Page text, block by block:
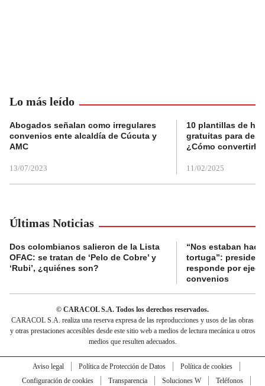
Lo más leído
Abogados señalan como irregulares
convenios ente alcaldía de Cúcuta y
AMC
13/07/2023
10 plantillas de
gratuitas para
¿Cómo convertirla
11/02/2025
Últimas Noticias
Dos colombianos salieron de la Lista
OFAC: se tratan de ‘Pelo de Cobre’ y
‘Rubi’, ¿quiénes son?
“Nos estaban
tortuga”:
responde por
convenios
© CARACOL S.A. Todos los derechos reservados.
CARACOL S.A. realiza una reserva expresa de las reproducciones y usos de las obras
y otras prestaciones accesibles desde este sitio web a medios de lectura mecánica u otros
medios que resulten adecuados.
Aviso legal Política de Protección de Datos
Política de cookies
Configuración de cookies
Transparencia Soluciones W
Teléfonos